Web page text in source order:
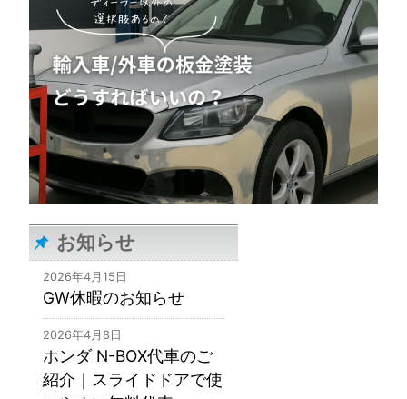
お知らせ
2026年4月15日
GW休暇のお知らせ
2026年4月8日
ホンダ N-BOX代車のご
紹介｜スライドドアで使